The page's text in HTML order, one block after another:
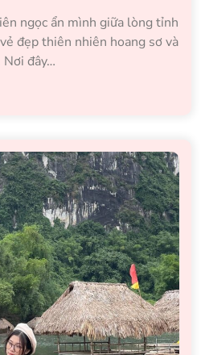
ngọc ẩn mình giữa lòng tỉnh
đẹp thiên nhiên hoang sơ và
Nơi đây…